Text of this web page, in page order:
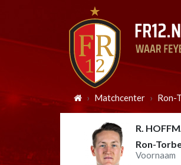
Matchcenter Ron-
R.
Ron-
Voornaam